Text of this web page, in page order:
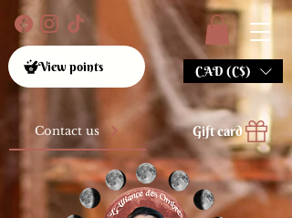
CAD (C$)
Contact us
View points
Gift card